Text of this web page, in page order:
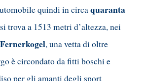
quindi in circaquaranta
trova a 1513 metri d’altezza, nei
, una vetta di oltre
è circondato da fitti boschi e
per gli amanti degli sport